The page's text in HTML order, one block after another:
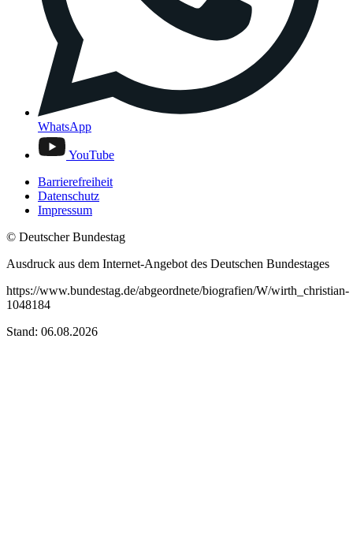
WhatsApp
YouTube
Barrierefreiheit
Datenschutz
Impressum
© Deutscher Bundestag
Ausdruck aus dem Internet-Angebot des Deutschen Bundestages
https://www.bundestag.de/abgeordnete/biografien/W/wirth_christian-
1048184
Stand: 06.08.2026